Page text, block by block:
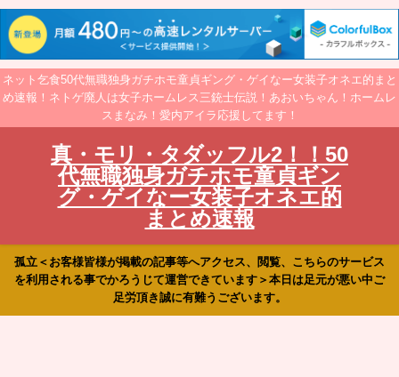
ネット乞食50代無職独身ガチホモ童貞ギング・ゲイなー女装子オネエ的まと
め速報！ネトゲ廃人は女子ホームレス三銃士伝説！あおいちゃん！ホームレ
スまなみ！愛内アイラ応援してます！
真・モリ・タダッフル2！！50
代無職独身ガチホモ童貞ギン
グ・ゲイなー女装子オネエ的
まとめ速報
孤立＜お客様皆様が掲載の記事等へアクセス、閲覧、こちらのサービス
を利用される事でかろうじて運営できています＞本日は足元が悪い中ご
足労頂き誠に有難うございます。